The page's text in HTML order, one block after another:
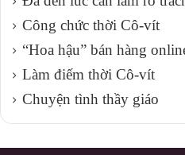
Công chức thời Cô-vít
“Hoa hậu” bán hàng
Làm điếm thời Cô-vít
Chuyện tình thầy giáo